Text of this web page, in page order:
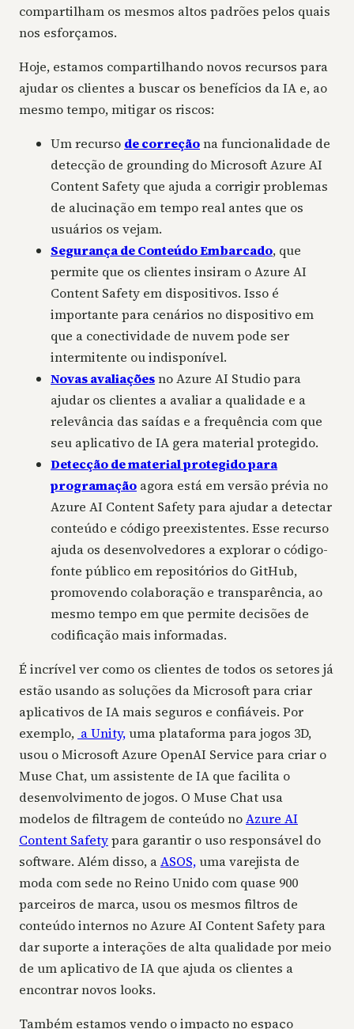
compartilham os mesmos altos padrões pelos quais
nos esforçamos.
Hoje, estamos compartilhando novos recursos para
ajudar os clientes a buscar os benefícios da IA e, ao
mesmo tempo, mitigar os riscos:
Um recurso de correçãona funcionalidade de
detecção de grounding do Microsoft Azure AI
Content Safety que ajuda a corrigir problemas
de alucinação em tempo real antes que os
usuários os vejam.
Segurança de Conteúdo Embarcado, que
permite que os clientes insiram o Azure AI
Content Safety em dispositivos. Isso é
importante para cenários no dispositivo em
que a conectividade de nuvem pode ser
intermitente ou indisponível.
Novas avaliaçõesno Azure AI Studio para
ajudar os clientes a avaliar a qualidade e a
relevância das saídas e a frequência com que
seu aplicativo de IA gera material protegido.
Detecção de material protegido para
programação agora está em versão prévia no
Azure AI Content Safety para ajudar a detectar
conteúdo e código preexistentes. Esse recurso
ajuda os desenvolvedores a explorar o código-
fonte público em repositórios do GitHub,
promovendo colaboração e transparência, ao
mesmo tempo em que permite decisões de
codificação mais informadas.
É incrível ver como os clientes de todos os setores já
estão usando as soluções da Microsoft para criar
aplicativos de IA mais seguros e confiáveis. Por
exemplo, a Unity,uma plataforma para jogos 3D,
usou o Microsoft Azure OpenAI Service para criar o
Muse Chat, um assistente de IA que facilita o
desenvolvimento de jogos. O Muse Chat usa
modelos de filtragem de conteúdo noAzure AI
Content Safetypara garantir o uso responsável do
software. Além disso, aASOS,uma varejista de
moda com sede no Reino Unido com quase 900
parceiros de marca, usou os mesmos filtros de
conteúdo internos no Azure AI Content Safety para
dar suporte a interações de alta qualidade por meio
de um aplicativo de IA que ajuda os clientes a
encontrar novos looks.
Também estamos vendo o impacto no espaço